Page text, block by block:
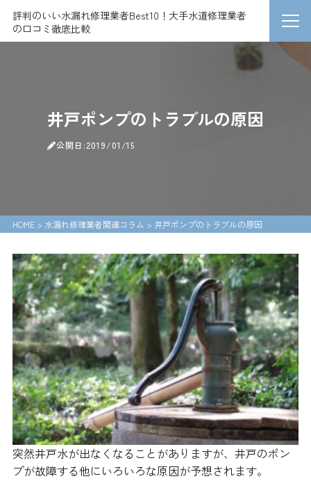
評判のいい水漏れ修理業者Best10！大手水道修理業者
の口コミ徹底比較
井戸ポンプのトラブルの原因
公開日:2019/01/15
HOME> 水漏れ修理業者関連コラム > 井戸ポンプのトラブルの原因
突然井戸水が出なくなることがありますが、井戸のポン
プが故障する他にいろいろな原因が予想されます。